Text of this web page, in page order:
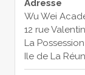
Adresse
Wu Wei
12 rue
La Possession
Ile de La